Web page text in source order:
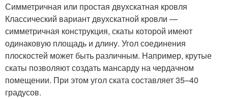
Симметричная или простая двухскатная кровля
Классический вариант двухскатной кровли —
симметричная конструкция, скаты которой имеют
одинаковую площадь и длину. Угол соединения
плоскостей может быть различным. Например, крутые
скаты позволяют создать мансарду на чердачном
помещении. При этом угол ската составляет 35–40
градусов.